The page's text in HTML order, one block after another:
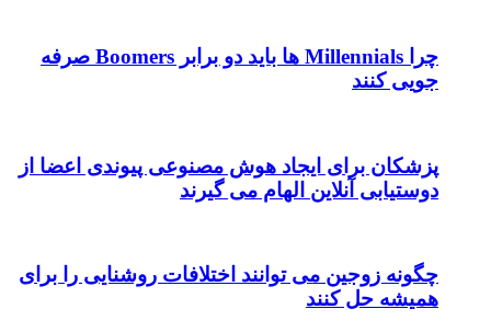
چرا Millennials ها باید دو برابر Boomers صرفه
جویی کنند
پزشکان برای ایجاد هوش مصنوعی پیوندی اعضا از
دوستیابی آنلاین الهام می گیرند
چگونه زوجین می توانند اختلافات روشنایی را برای
همیشه حل کنند